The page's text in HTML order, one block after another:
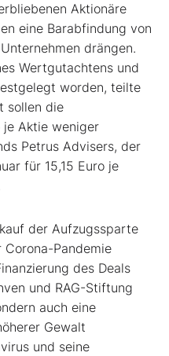
Aktionäre
eine Barabfindung von
drängen.
Wertgutachtens und
worden, teilte
sollen die
je Aktie weniger
Petrus Advisers, der
für 15,15 Euro je
der Aufzugssparte
Pandemie
des Deals
und RAG-Stiftung
auch eine
Gewalt
und seine